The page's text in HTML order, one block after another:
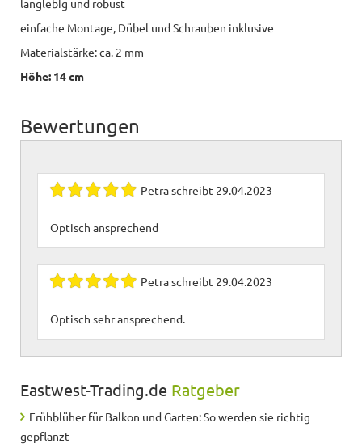
einfache Montage, Dübel und Schrauben inklusive
Materialstärke: ca. 2 mm
Höhe: 14 cm
Bewertungen
Petraschreibt 29.04.2023
Optisch ansprechend
Petraschreibt 29.04.2023
Optisch sehr ansprechend.
Eastwest-Trading.de Ratgeber
Frühblüher für Balkon und Garten: So werden sie richtig
gepflanzt